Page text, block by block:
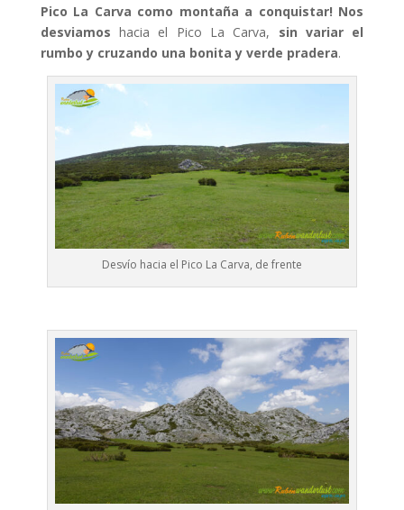
Pico La Carva como montaña a conquistar! Nos
desviamos hacia el Pico La Carva, sin variar el
rumbo y cruzando una bonita y verde pradera.
Desvío hacia el Pico La Carva, de frente